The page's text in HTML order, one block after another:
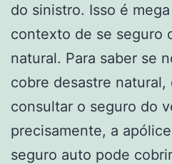
do sinistro. Isso é
contexto de se seguro
natural. Para saber se
cobre desastre natural,
consultar o seguro do
precisamente, a
seguro auto pode